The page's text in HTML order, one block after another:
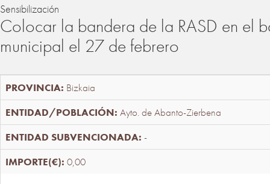
Sensibilización
Colocar la bandera de la RASD en el
municipal el 27 de febrero
Bizkaia
Ayto. de Abanto-Zierbena
-
0,00